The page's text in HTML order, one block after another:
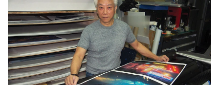
Síguenos
linkedInfacebook
twitteryoutube
Soluciones de flujo de trabajo
Sostenibilidad